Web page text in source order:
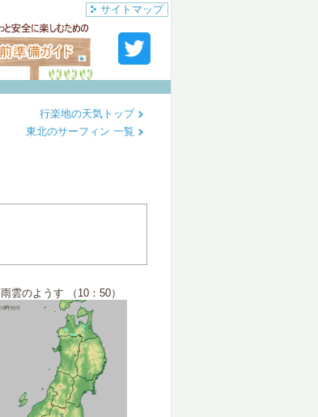
サイトマップ
行楽地の天気トップ
東北のサーフィン 一覧
雨雲のようす （10：50）